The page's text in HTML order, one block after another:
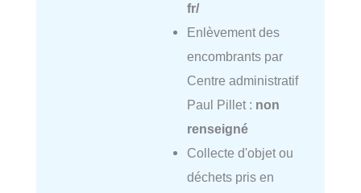
fr/
Enlèvement des
encombrants par
Centre administratif
Paul Pillet : non
renseigné
Collecte d'objet ou
déchets pris en